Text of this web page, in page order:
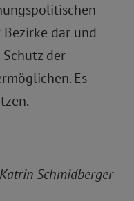
dar und
der
Es
Katrin Schmidberger